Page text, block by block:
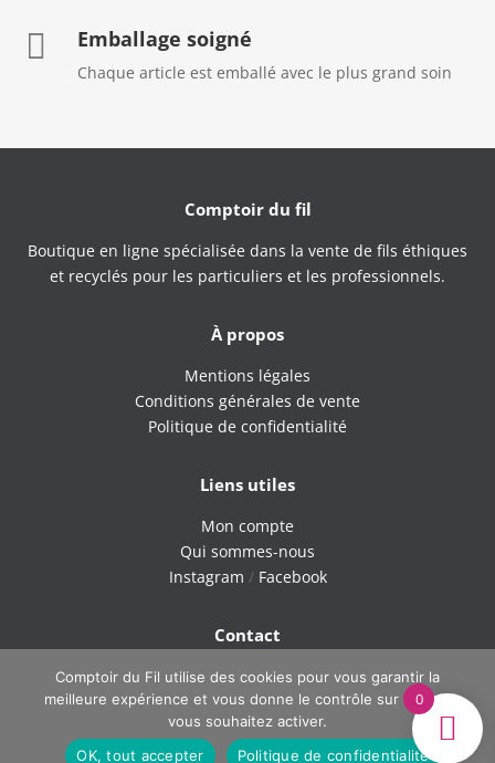
 Emballage soigné
Chaque article est emballé avec le plus grand soin
Comptoir du fil
Boutique en ligne spécialisée dans la vente de fils éthiques
et recyclés pour les particuliers et les professionnels.
À propos
Mentions légales
Conditions générales de vente
Politique de confidentialité
Liens utiles
Mon compte
Qui sommes-nous
Instagram / Facebook
Contact
9H – 18H du lundi au vendredi
Tel : 06 42 40 60 38
Email : comptoirdufil.boutique@gmail.com
0
Comptoir du Fil utilise des cookies pour vous garantir la
meilleure expérience et vous donne le contrôle sur ce que
vous souhaitez activer.
OK, tout accepter
Politique de confidentialité